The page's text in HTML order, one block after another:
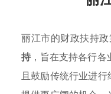
丽江市的财政扶持
持 ，旨在支持各行
且鼓励传统行业进